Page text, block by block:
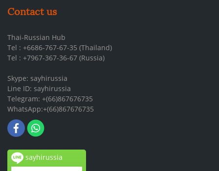
Contact us
Thai-Russian Hub
Tel : +6686-767-67-35 (Thailand)
Tel : +7967-367-36-67 (Russia)
Skype: sayhirussia
Line ID: sayhirussia
Telegram: +(66)867676735
WhatsApp:+(66)867676735
sayhirussia